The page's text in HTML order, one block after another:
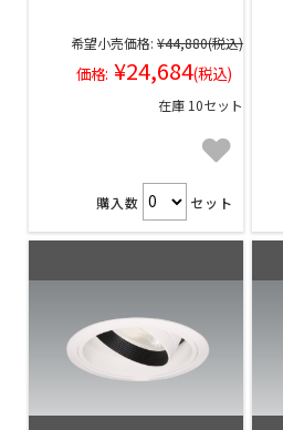
希望小売価格: ¥44,880(税込)
価格: ¥24,684(税込)
在庫 10セット
購入数 セット